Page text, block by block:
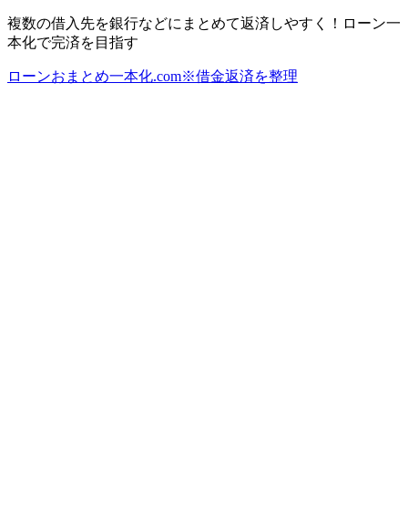
複数の借入先を銀行などにまとめて返済しやすく！ローン一
本化で完済を目指す
ローンおまとめ一本化.com※借金返済を整理